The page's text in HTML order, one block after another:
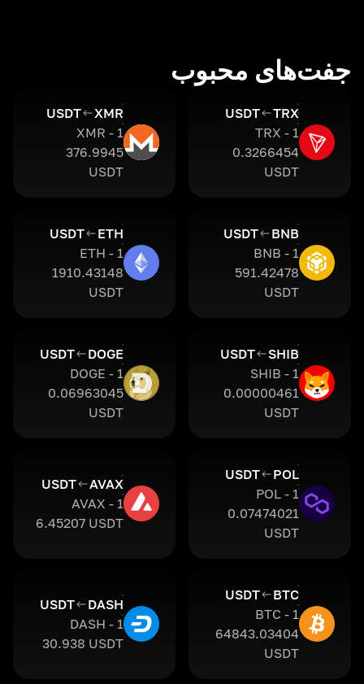
جفت‌های محبوب
TRX
USDT
1 TRX -
0.3266454
USDT
XMR
USDT
1 XMR -
376.9945
USDT
BNB
USDT
1 BNB -
591.42478
USDT
ETH
USDT
1 ETH -
1910.43148
USDT
SHIB
USDT
1 SHIB -
0.00000461
USDT
DOGE
USDT
1 DOGE -
0.06963045
USDT
POL
USDT
1 POL -
0.07474021
USDT
AVAX
USDT
1 AVAX -
6.45207 USDT
BTC
USDT
1 BTC -
64843.03404
USDT
DASH
USDT
1 DASH -
30.938 USDT